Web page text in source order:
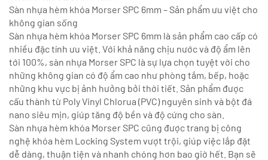
Sàn nhựa hèm khóa Morser SPC 6mm – Sản phẩm ưu việt cho
không gian sống
Sàn nhựa hèm khóa Morser SPC 6mm là sản phẩm cao cấp có
nhiều đặc tính ưu việt. Với khả năng chịu nước và độ ẩm lên
tới 100%, sàn nhựa Morser SPC là sự lựa chọn tuyệt vời cho
những không gian có độ ẩm cao như phòng tắm, bếp, hoặc
những khu vực bị ảnh hưởng bởi thời tiết. Sản phẩm được
cấu thành từ Poly Vinyl Chlorua (PVC) nguyên sinh và bột đá
nano siêu mịn, giúp tăng độ bền và độ cứng cho sàn.
Sàn nhựa hèm khóa Morser SPC cũng được trang bị công
nghệ khóa hèm Locking System vượt trội, giúp việc lắp đặt
dễ dàng, thuận tiện và nhanh chóng hơn bao giờ hết. Bạn sẽ